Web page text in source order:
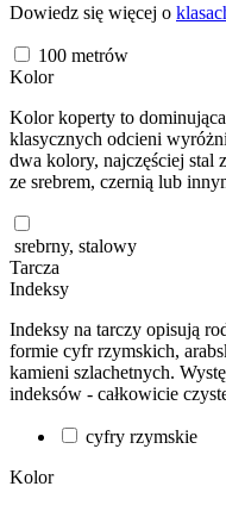
Dowiedz się więcej o
100 metrów
Kolor
Kolor koperty to
klasycznych odcieni
dwa kolory, najczęściej stal
ze srebrem, czernią lub
srebrny, stalowy
Tarcza
Indeksy
Indeksy na tarczy opisują
formie cyfr rzymskich,
kamieni szlachetnych.
indeksów - całkowicie
cyfry rzymskie
Kolor